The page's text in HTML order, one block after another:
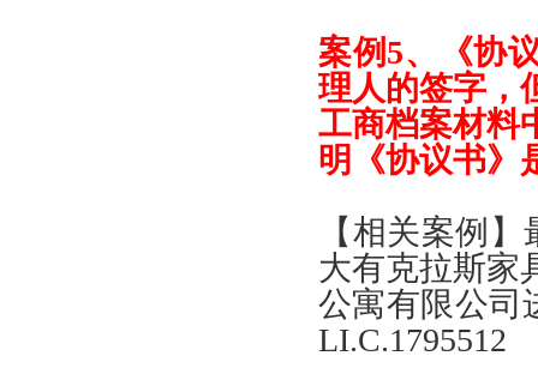
案例5、《协
理人的签字 ，
工商档案材料
明
《协议书》
【相关案例 】
大有克拉斯家
公寓有限公司
LI.C.1795512